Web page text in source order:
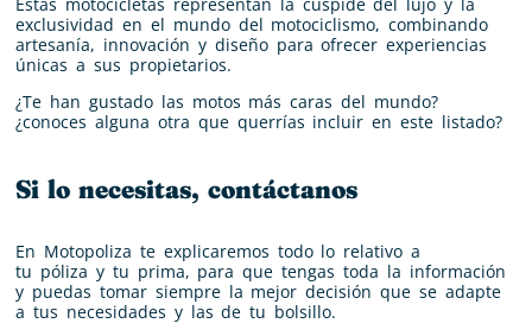
exclusividad en el mundo del motociclismo, combinando
artesanía, innovación y diseño para ofrecer experiencias
únicas a sus propietarios.
¿Te han gustado las motos más caras del mundo?
¿conoces alguna otra que querrías incluir en este listado?
Si lo necesitas, contáctanos
En Motopoliza te explicaremos todo lo relativo a
tu póliza y tu prima, para que tengas toda la información
y puedas tomar siempre la mejor decisión que se adapte
a tus necesidades y las de tu bolsillo.